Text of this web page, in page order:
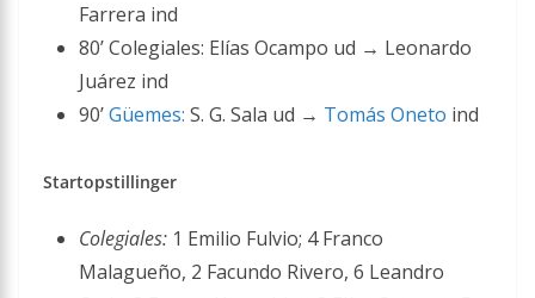
Farrera ind
80’ Colegiales: Elías Ocampo ud → Leonardo
Juárez ind
90’Güemes: S. G. Sala ud → Tomás Oneto ind
Startopstillinger
Colegiales: 1 Emilio Fulvio; 4 Franco
Malagueño, 2 Facundo Rivero, 6 Leandro